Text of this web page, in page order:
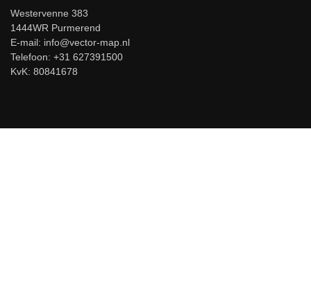
Westervenne 383
1444WR Purmerend
E-mail: info@vector-map.nl
Telefoon: +31 627391500
KvK: 80841678